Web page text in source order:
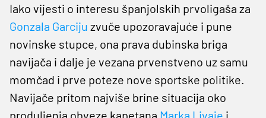
Iako vijesti o interesu španjolskih prvoligaša za
Gonzala Garciju zvuče upozoravajuće i pune
novinske stupce, ona prava dubinska briga
navijača i dalje je vezana prvenstveno uz samu
momčad i prve poteze nove sportske politike.
Navijače pritom najviše brine situacija oko
produljenja obveze kapetana Marka Livaje i